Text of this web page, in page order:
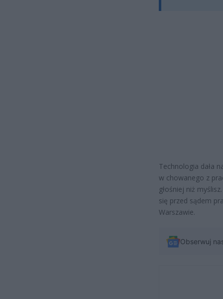
Technologia dała
w chowanego z
głośniej niż
się przed sądem
Warszawie.
Obserwuj